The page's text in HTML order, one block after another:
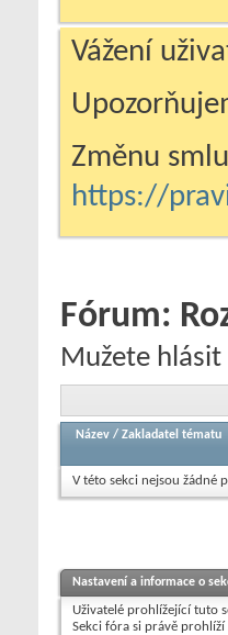
Vážení
Změnu
https://
Fórum:
Mužete hlásit
Název / Zakladatel tématu
V této sekci nejsou žádné
Nastavení a informace o
Uživatelé prohlížející tuto
Sekci fóra si právě prohlíží